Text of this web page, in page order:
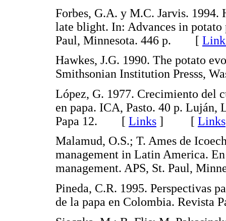
Forbes, G.A. y M.C. Jarvis. 1994.
late blight. In: Advances in potato
Paul, Minnesota. 446 p. [
Hawkes, J.G. 1990. The potato
Smithsonian Institution Presss,
López, G. 1977. Crecimiento del
en papa. ICA, Pasto. 40 p. Luján,
Papa 12. [ Links ] [ Links
Malamud, O.S.; T. Ames de
management in Latin America.
management. APS, St. Paul,
Pineda, C.R. 1995. Perspectivas
de la papa en Colombia.